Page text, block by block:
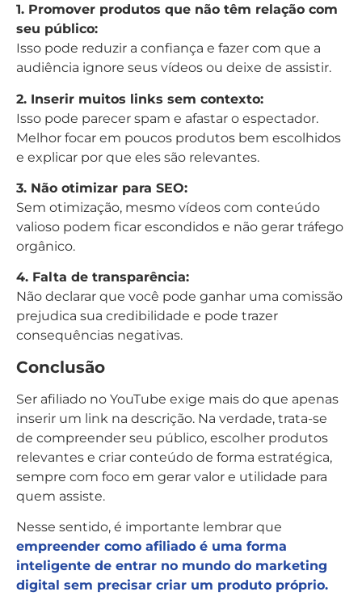
1. Promover produtos que não têm relação com
seu público:
Isso pode reduzir a confiança e fazer com que a
audiência ignore seus vídeos ou deixe de assistir.
2. Inserir muitos links sem contexto:
Isso pode parecer spam e afastar o espectador.
Melhor focar em poucos produtos bem escolhidos
e explicar por que eles são relevantes.
3. Não otimizar para SEO:
Sem otimização, mesmo vídeos com conteúdo
valioso podem ficar escondidos e não gerar tráfego
orgânico.
4. Falta de transparência:
Não declarar que você pode ganhar uma comissão
prejudica sua credibilidade e pode trazer
consequências negativas.
Conclusão
Ser afiliado no YouTube exige mais do que apenas
inserir um link na descrição. Na verdade, trata-se
de compreender seu público, escolher produtos
relevantes e criar conteúdo de forma estratégica,
sempre com foco em gerar valor e utilidade para
quem assiste.
Nesse sentido, é importante lembrar que
empreender como afiliado é uma forma
inteligente de entrar no mundo do marketing
digital sem precisar criar um produto próprio.